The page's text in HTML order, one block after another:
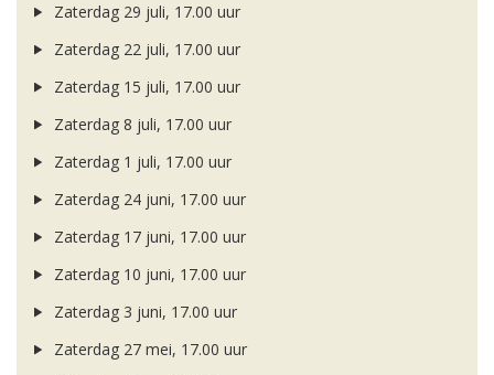
Zaterdag 29 juli, 17.00 uur
Zaterdag 22 juli, 17.00 uur
Zaterdag 15 juli, 17.00 uur
Zaterdag 8 juli, 17.00 uur
Zaterdag 1 juli, 17.00 uur
Zaterdag 24 juni, 17.00 uur
Zaterdag 17 juni, 17.00 uur
Zaterdag 10 juni, 17.00 uur
Zaterdag 3 juni, 17.00 uur
Zaterdag 27 mei, 17.00 uur